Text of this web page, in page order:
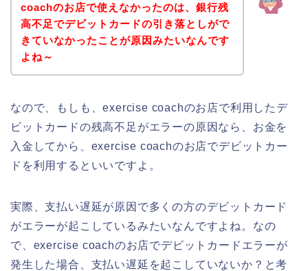
coachのお店で使えなかったのは、銀行残
高不足でデビットカードの引き落としがで
きていなかったことが原因みたいなんです
よね～
なので、もしも、exercise coachのお店で利用したデ
ビットカードの残高不足がエラーの原因なら、お金を
入金してから、exercise coachのお店でデビットカー
ドを利用するといいですよ。
実際、支払い遅延が原因で多くの方のデビットカード
がエラーが起こしているみたいなんですよね。なの
で、exercise coachのお店でデビットカードエラーが
発生した場合、支払い遅延を起こしていないか？と考